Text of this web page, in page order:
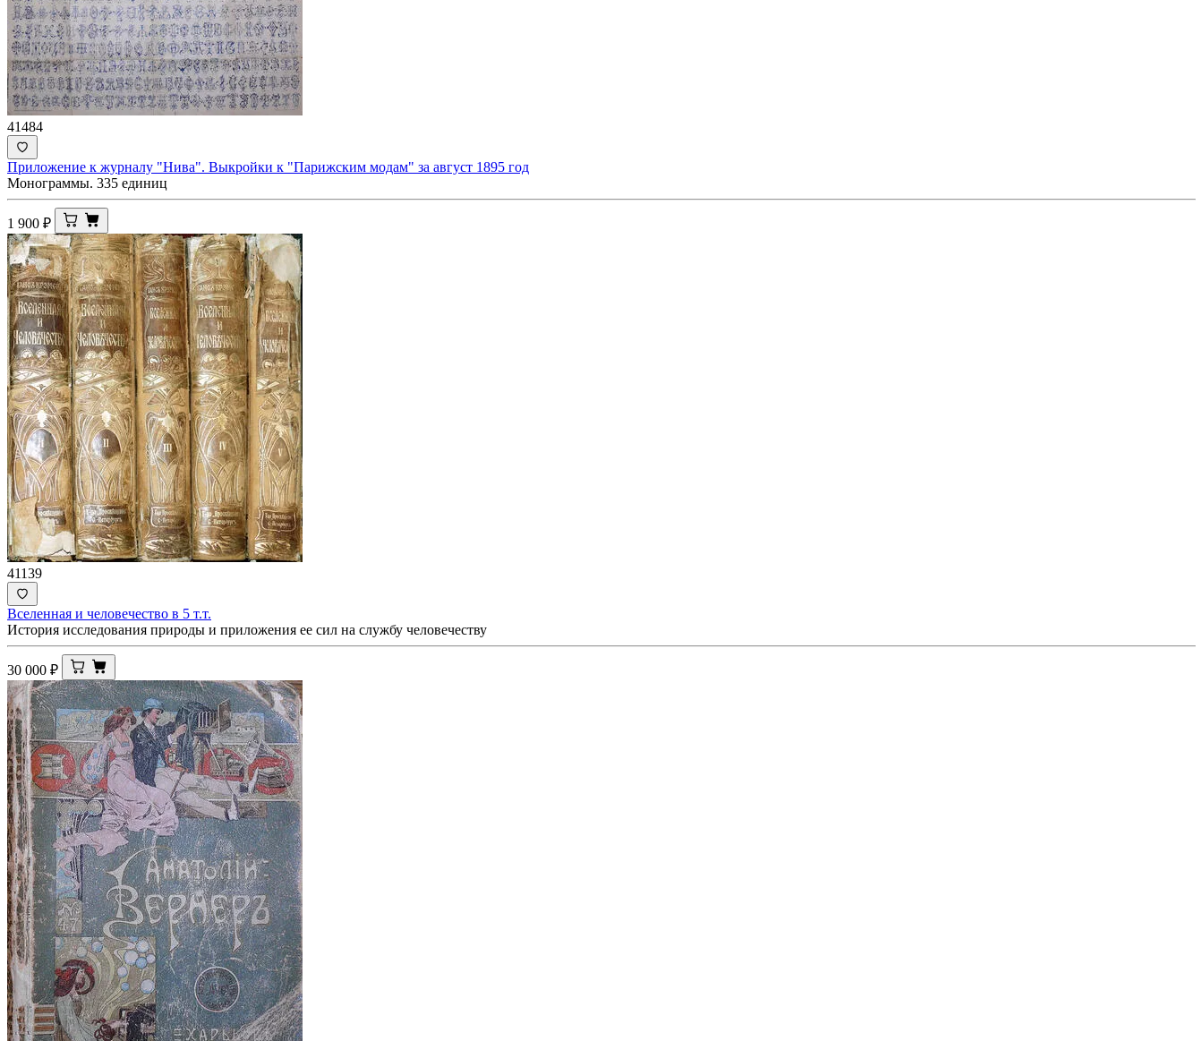
41484
Приложение к журналу "Нива". Выкройки к "Парижским модам" за август 1895 год
Монограммы. 335 единиц
1 900 ₽
41139
Вселенная и человечество в 5 т.т.
История исследования природы и приложения ее сил на службу человечеству
30 000 ₽